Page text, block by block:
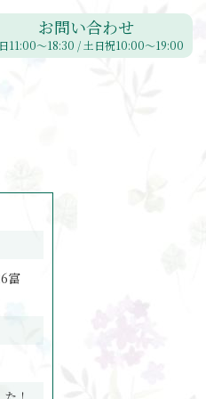
お問い合わせ
11:00〜18:30 / 土日祝10:00〜19:00
富